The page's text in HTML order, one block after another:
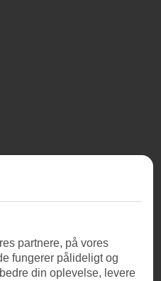
partnere, på vores
fungerer pålideligt og
din oplevelse, levere